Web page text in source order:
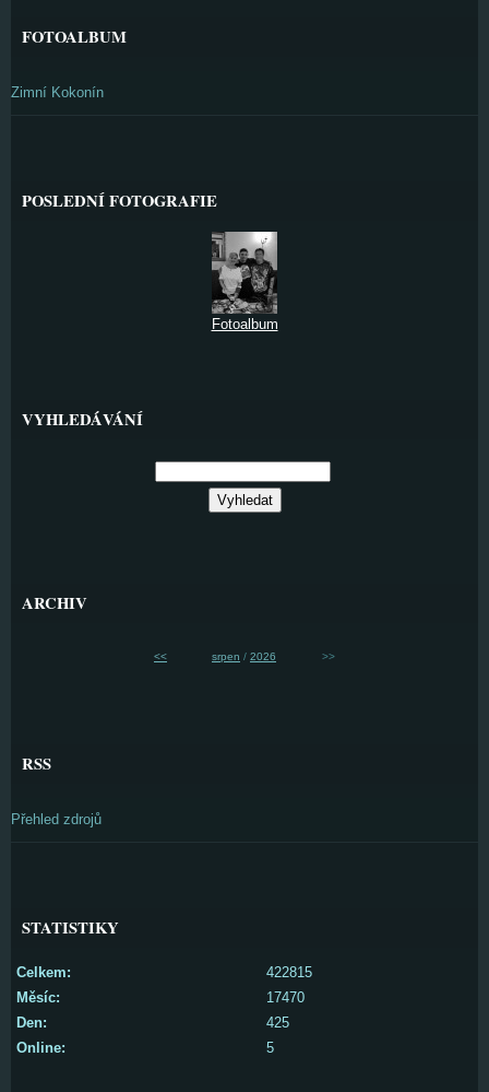
FOTOALBUM
Zimní Kokonín
POSLEDNÍ FOTOGRAFIE
Fotoalbum
VYHLEDÁVÁNÍ
ARCHIV
<< srpen / 2026 >>
RSS
Přehled zdrojů
STATISTIKY
Online: 5
Celkem:
422815
Měsíc:
17470
Den:
425